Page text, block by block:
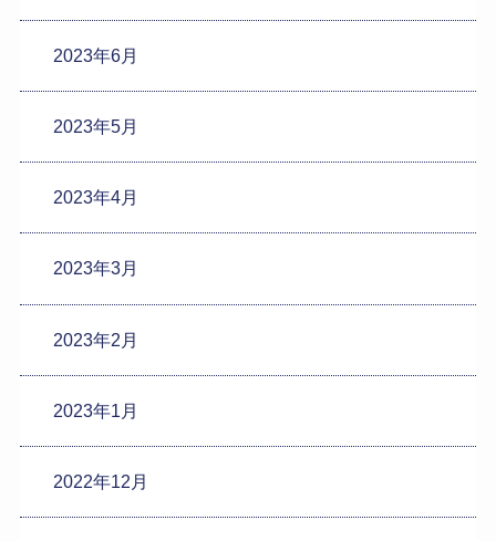
2023年6月
2023年5月
2023年4月
2023年3月
2023年2月
2023年1月
2022年12月